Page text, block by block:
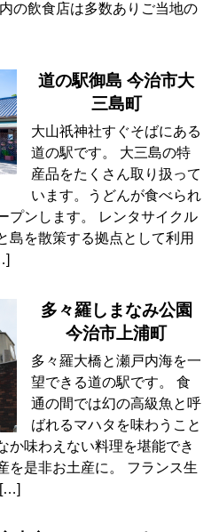
の飲食店は多数ありご当地の
道の駅御島 今治市大
三島町
大山祇神社すぐそばにある
道の駅です。 大三島の特
産品をたくさん取り扱って
います。うどんが食べられ
プンします。 レンタサイクル
島を散策する拠点として利用
多々羅しまなみ公園
今治市上浦町
多々羅大橋と瀬戸内海を一
望できる道の駅です。 食
通の間では幻の高級魚と呼
ばれるマハタを味わうこと
か味わえない料理を堪能でき
を是非お土産に。 フランス生
[…]